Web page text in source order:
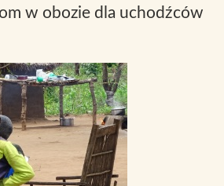
w obozie dla uchodźców